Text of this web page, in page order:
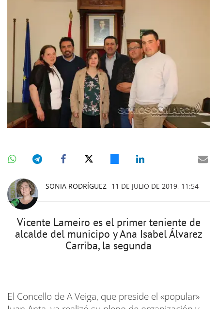
SONIA RODRÍGUEZ 11 DE JULIO DE 2019, 11:54
Vicente Lameiro es el primer teniente de
alcalde del municipo y Ana Isabel Álvarez
Carriba, la segunda
El Concello de A Veiga, que preside el «popular»